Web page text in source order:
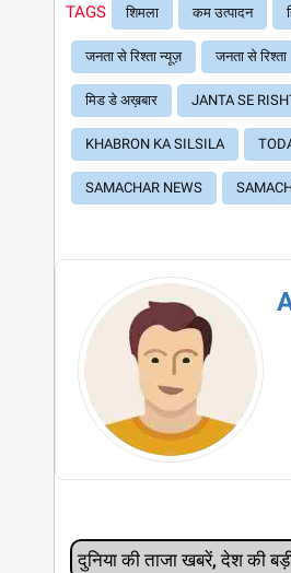
TAGS शिमला कम उत्पादन
जनता से रिश्ता न्यूज़ जनता से रिश्ता
मिड डे अख़बार JANTA SE
KHABRON KA SILSILA
SAMACHAR NEWS
दुनिया की ताजा खबरें, देश की